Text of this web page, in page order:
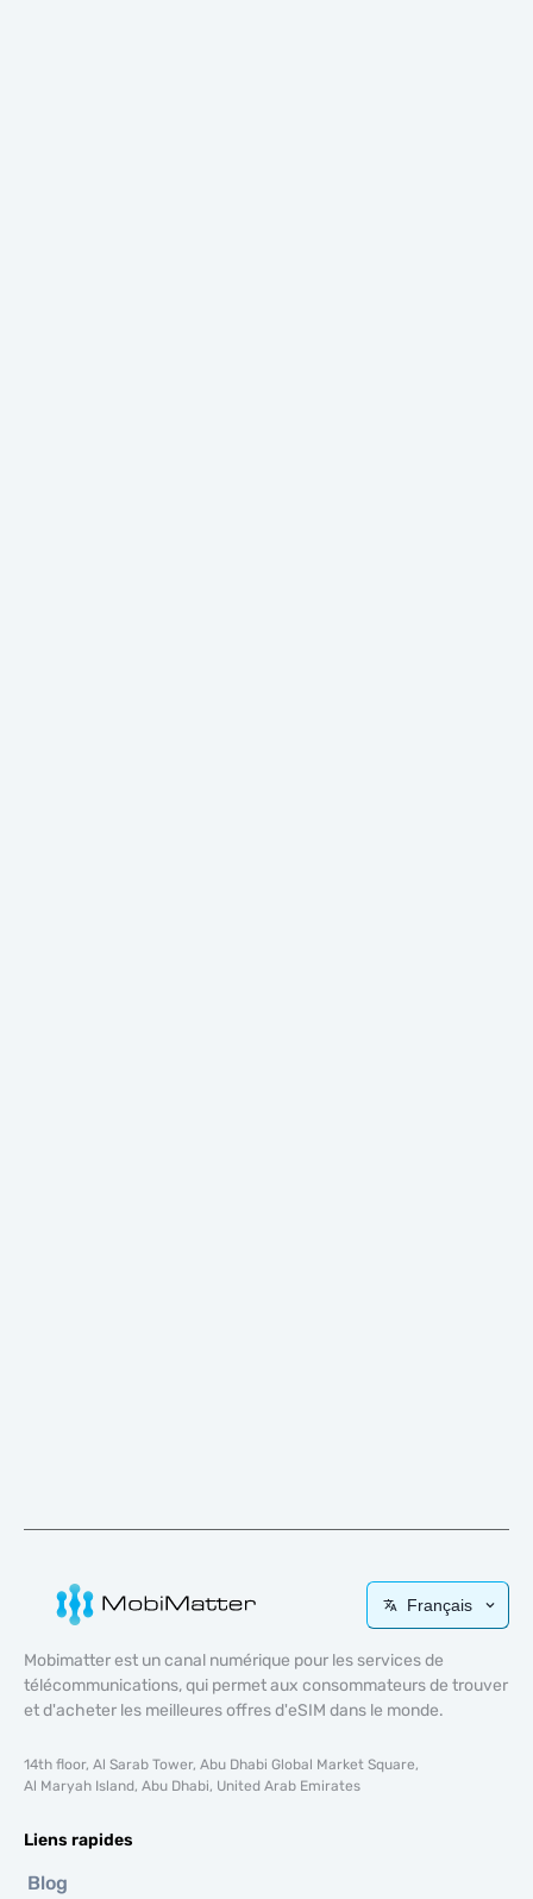
Français
Mobimatter est un canal numérique pour les services de
télécommunications, qui permet aux consommateurs de trouver
et d'acheter les meilleures offres d'eSIM dans le monde.
14th floor, Al Sarab Tower, Abu Dhabi Global Market Square,
Al Maryah Island, Abu Dhabi, United Arab Emirates
Liens rapides
Blog